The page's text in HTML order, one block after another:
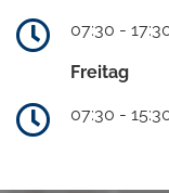
07:30 -
Freitag
07:30 -